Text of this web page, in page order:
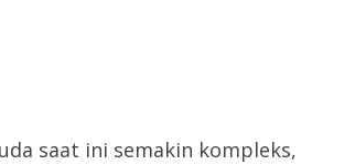
saat ini semakin kompleks,